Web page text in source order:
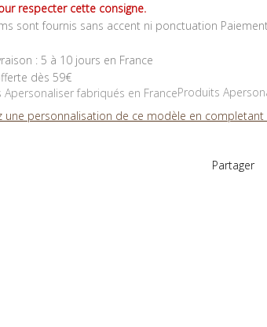
respecter cette consigne.
sont fournis sans accent ni ponctuation
: 5 à 10 jours en France
dès 59€
Produits
une personnalisation de ce modèle en completant
Partager